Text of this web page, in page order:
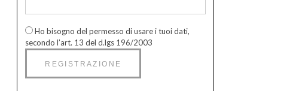
Ho bisogno del permesso di usare i tuoi dati,
secondo l’art. 13 del d.lgs 196/2003